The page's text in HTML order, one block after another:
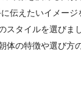
伝えたいイメージ
スタイルを選びま
体の特徴や選び方